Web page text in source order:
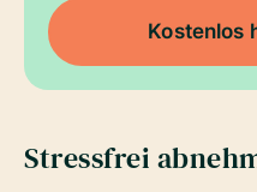
Kostenlos
Stressfrei